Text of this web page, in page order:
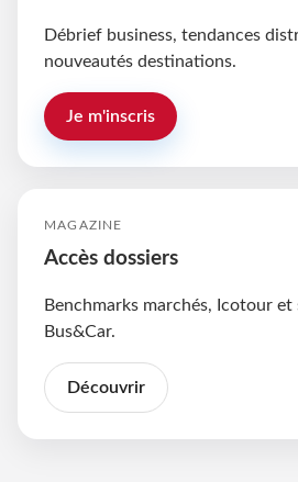
Débrief business, tendances
nouveautés destinations.
Je m'inscris
MAGAZINE
Accès dossiers
Benchmarks marchés, Icotour
Bus&Car.
Découvrir